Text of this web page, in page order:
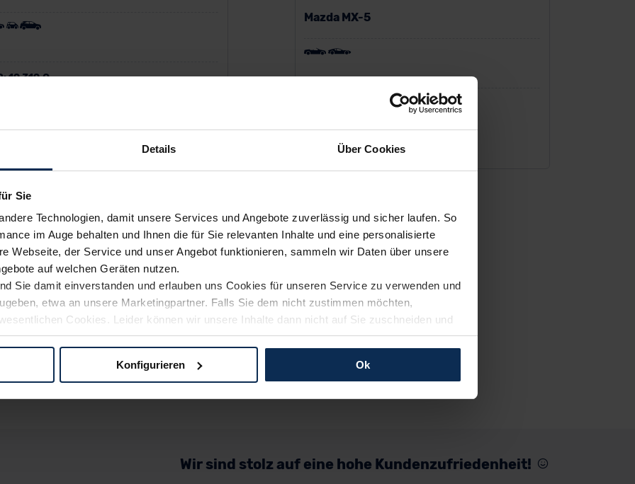
Details Über Cookies
Sie
Technologien, damit unsere Services und Angebote zuverlässig und sicher laufen. So
im Auge behalten und Ihnen die für Sie relevanten Inhalte und eine personalisierte
Webseite, der Service und unser Angebot funktionieren, sammeln wir Daten über unsere
auf welchen Geräten nutzen.
Sie damit einverstanden und erlauben uns Cookies für unseren Service zu verwenden und
etwa an unsere Marketingpartner. Falls Sie dem nicht zustimmen möchten,
Cookies. Leider können wir unsere Inhalte dann nicht auf Sie zuschneiden und
Weg zu Ihrem Neuwagen unterstützen. Sie können die Einstellungen jederzeit anpassen
Sie über den Kontakt zu unserem Datenschutzbeauftragten unter datenschutz@meinauto.de
Konfigurieren Ok
19.319 €
/Monat
Mazda MX-5
215€/Monat
Wir sind stolz auf eine hohe Kundenzufriedenheit!